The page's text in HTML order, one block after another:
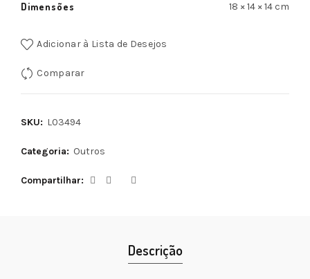
Dimensões 18 × 14 × 14 cm
Adicionar à Lista de Desejos
Comparar
SKU: L03494
Categoria: Outros
Compartilhar
Descrição